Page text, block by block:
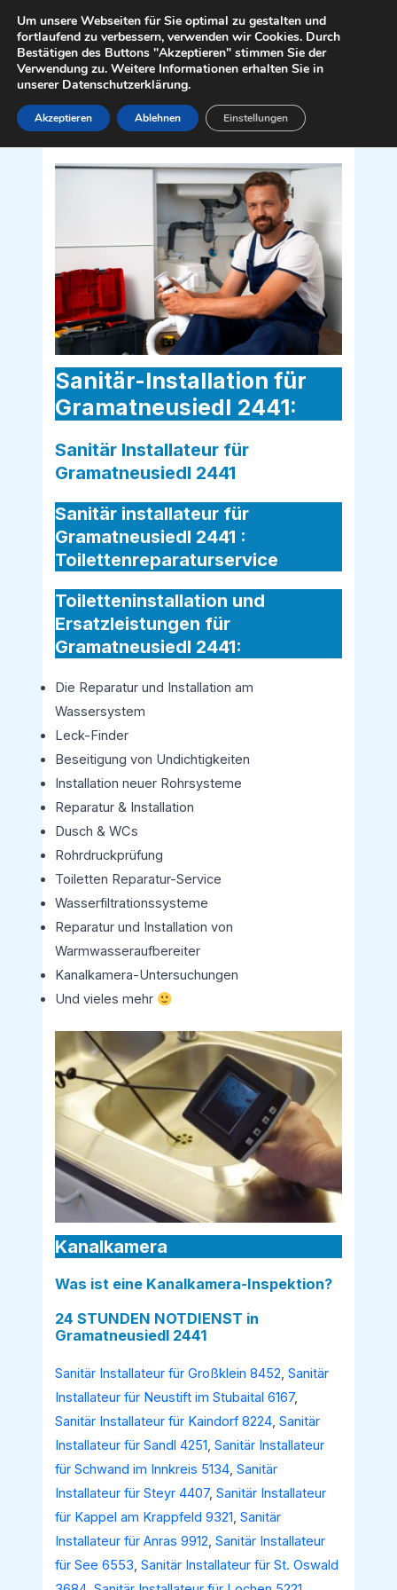
Inhalt
springen
Sanitär Installateur für
Sanitär-Installation für
Gramatneusiedl 2441:
Sanitär Installateur für
Gramatneusiedl 2441
Sanitär installateur für
Gramatneusiedl 2441 :
Toilettenreparaturservice
Toiletteninstallation und
Ersatzleistungen für
Gramatneusiedl 2441:
Die Reparatur und Installation am
Wassersystem
Leck-Finder
Beseitigung von Undichtigkeiten
Installation neuer Rohrsysteme
Reparatur & Installation
Dusch & WCs
Rohrdruckprüfung
Toiletten Reparatur-Service
Wasserfiltrationssysteme
Reparatur und Installation von
Warmwasseraufbereiter
Kanalkamera-Untersuchungen
Und vieles mehr
Kanalkamera
Was ist eine Kanalkamera-Inspektion?
24 STUNDEN NOTDIENST in
Gramatneusiedl 2441
Sanitär Installateur für Großklein 8452,Sanitär
Installateur für Neustift im Stubaital 6167,
Sanitär Installateur für Kaindorf 8224,Sanitär
Installateur für Sandl 4251,Sanitär Installateur
für Schwand im Innkreis 5134,Sanitär
Installateur für Steyr 4407,Sanitär Installateur
für Kappel am Krappfeld 9321,Sanitär
Installateur für Anras 9912,Sanitär Installateur
für See 6553,Sanitär Installateur für St. Oswald
Um unsere Webseiten für Sie optimal zu gestalten und
fortlaufend zu verbessern, verwenden wir Cookies. Durch
Bestätigen des Buttons "Akzeptieren" stimmen Sie der
Verwendung zu. Weitere Informationen erhalten Sie in
unserer Datenschutzerklärung.
Akzeptieren Ablehnen Einstellungen